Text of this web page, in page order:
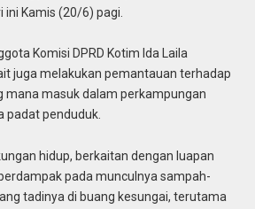
Kamis (20/6) pagi.
Komisi DPRD Kotim Ida Laila
juga melakukan pemantauan terhadap
mana masuk dalam perkampungan
padat penduduk.
hidup, berkaitan dengan luapan
pada munculnya sampah-
tadinya di buang kesungai, terutama